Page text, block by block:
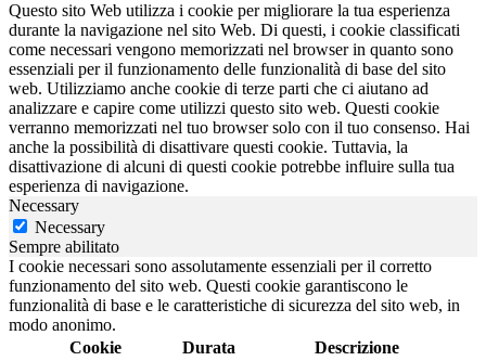
Questo sito Web utilizza i cookie per migliorare la tua esperienza
durante la navigazione nel sito Web. Di questi, i cookie classificati
come necessari vengono memorizzati nel browser in quanto sono
essenziali per il funzionamento delle funzionalità di base del sito
web. Utilizziamo anche cookie di terze parti che ci aiutano ad
analizzare e capire come utilizzi questo sito web. Questi cookie
verranno memorizzati nel tuo browser solo con il tuo consenso. Hai
anche la possibilità di disattivare questi cookie. Tuttavia, la
disattivazione di alcuni di questi cookie potrebbe influire sulla tua
esperienza di navigazione.
Necessary
Necessary
Sempre abilitato
I cookie necessari sono assolutamente essenziali per il corretto
funzionamento del sito web. Questi cookie garantiscono le
funzionalità di base e le caratteristiche di sicurezza del sito web, in
modo anonimo.
Cookie
Durata Descrizione